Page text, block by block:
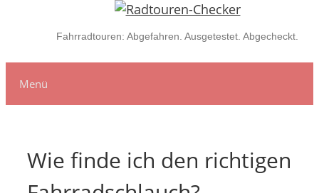
Fahrradtouren: Abgefahren. Ausgetestet. Abgecheckt.
Menü
Wie finde ich den richtigen